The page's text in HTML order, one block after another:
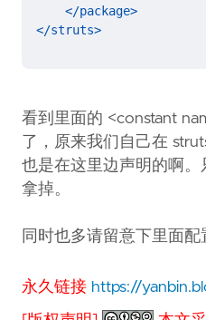
</package>
</struts>
看到里面的 <constant
了，原来我们自己在
也是在这里边声明的啊。
拿掉。
同时也多请留意下里面
永久链接 https://